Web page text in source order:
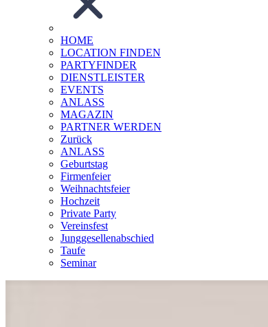
HOME
LOCATION FINDEN
PARTYFINDER
DIENSTLEISTER
EVENTS
ANLASS
MAGAZIN
PARTNER WERDEN
Zurück
ANLASS
Geburtstag
Firmenfeier
Weihnachtsfeier
Hochzeit
Private Party
Vereinsfest
Junggesellenabschied
Taufe
Seminar